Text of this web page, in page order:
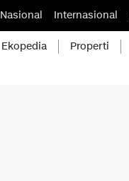
Nasional Internasional
Ekopedia Properti